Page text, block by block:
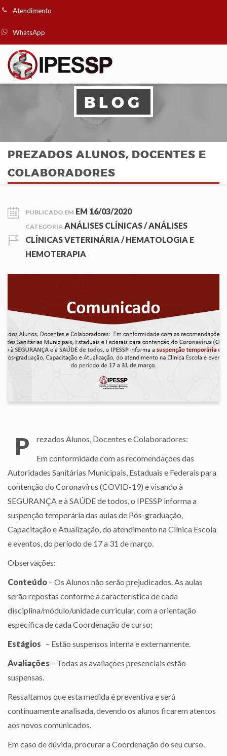
Atendimento
WhatsApp
BLOG
PREZADOS ALUNOS, DOCENTES E
COLABORADORES
PUBLICADO EM EM 16/03/2020
CATEGORIA ANÁLISES CLÍNICAS/ANÁLISES
CLÍNICAS VETERINÁRIA/HEMATOLOGIA E
HEMOTERAPIA
P
rezados Alunos, Docentes e Colaboradores:
Em conformidade com as recomendações das
Autoridades Sanitárias Municipais, Estaduais e Federais para
contenção do Coronavírus (COVID-19) e visando à
SEGURANÇA e à SAÚDE de todos, o IPESSP informa a
suspenção temporária das aulas de Pós-graduação,
Capacitação e Atualização, do atendimento na Clínica Escola
e eventos, do período de 17 a 31 de março.
Observações:
Conteúdo – Os Alunos não serão prejudicados. As aulas
serão repostas conforme a característica de cada
disciplina/módulo/unidade curricular, com a orientação
específica de cada Coordenação de curso;
Estágios – Estão suspensos interna e externamente.
Avaliações – Todas as avaliações presenciais estão
suspensas.
Ressaltamos que esta medida é preventiva e será
continuamente analisada, devendo os alunos ficarem atentos
aos novos comunicados.
Em caso de dúvida, procurar a Coordenação do seu curso.